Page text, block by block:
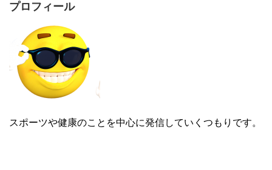
プロフィール
スポーツや健康のことを中心に発信していくつもりです。